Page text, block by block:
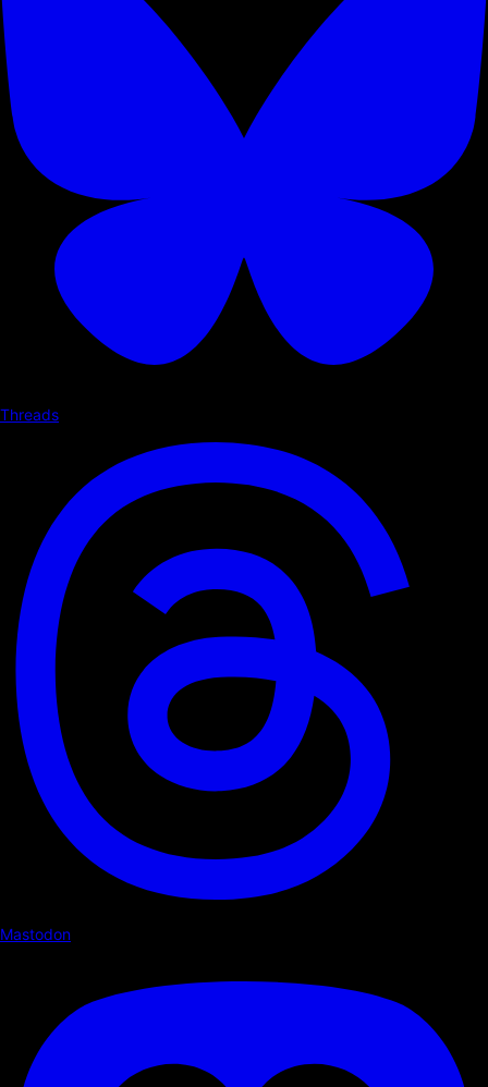
Threads
Mastodon